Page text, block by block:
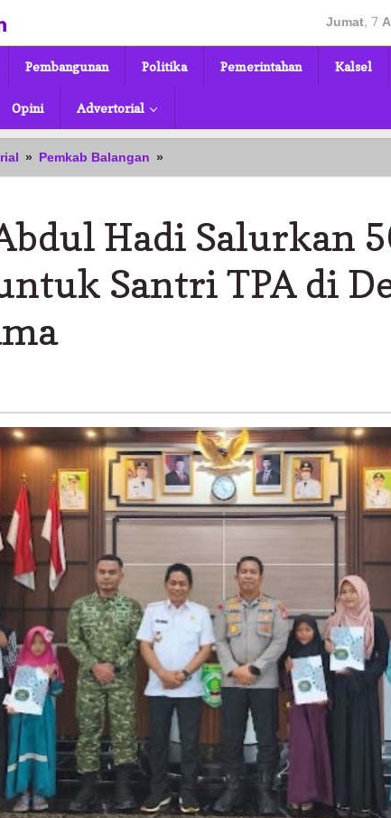
Jumat, 7
Pembangunan Politika Pemerintahan Kalsel
Opini Advertorial
» Pemkab Balangan »
Abdul
50
Al-
Qur’an
untuk
Hadi Salurkan
Santri TPA di